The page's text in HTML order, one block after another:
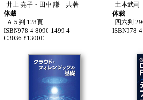
井上 堯子・田中 謙 共著
体裁
Ａ５判 128頁
ISBN978-4-8090-1499-4
C3036 ¥1300E
土本武司
体裁
四六判
ISBN978-